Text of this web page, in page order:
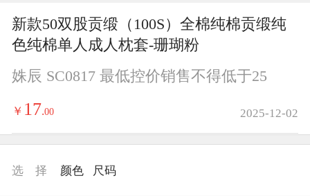
新款50双股贡缎（100S）全棉纯棉贡缎纯
色纯棉单人成人枕套-珊瑚粉
姝辰 SC0817 最低控价销售不得低于25
￥ 17.00 2025-12-02
选 择 颜色 尺码